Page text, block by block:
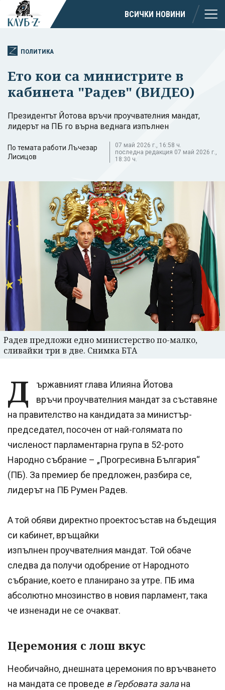
ВСИЧКИ НОВИНИ
ПОЛИТИКА
Ето кои са министрите в
кабинета "Радев" (ВИДЕО)
Президентът Йотова връчи проучвателния мандат,
лидерът на ПБ го върна веднага изпълнен
По темата работи Лъчезар
Лисицов
07 май 2026 г., 16:58 ч.
последна редакция 07 май 2026 г.,
18:30 ч.
Радев предложи едно министерство по-малко,
сливайки три в две. Снимка БТА
Д
ържавният глава Илияна Йотова
връчи проучвателния мандат за съставяне
на правителство на кандидата за министър-
председател, посочен от най-голямата по
численост парламентарна група в 52-рото
Народно събрание – „Прогресивна България“
(ПБ). За премиер бе предложен, разбира се,
лидерът на ПБ Румен Радев.
А той обяви директно проектосъстав на бъдещия
си кабинет, връщайки
изпълнен проучвателния мандат. Той обаче
следва да получи одобрение от Народното
събрание, което е планирано за утре. ПБ има
абсолютно мнозинство в новия парламент, така
че изненади не се очакват.
Церемония с лош вкус
Необичайно, днешната церемония по връчването
на мандата се проведе в Гербовата залана